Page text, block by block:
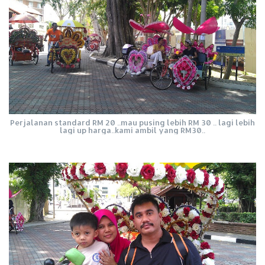
Perjalanan standard RM 20 ..mau pusing lebih RM 30 .. lagi lebih
lagi up harga..kami ambil yang RM30..